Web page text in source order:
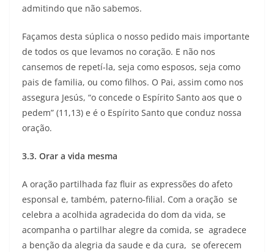
admitindo que não sabemos.
Façamos desta súplica o nosso pedido mais importante
de todos os que levamos no coração. E não nos
cansemos de repetí-la, seja como esposos, seja como
pais de familia, ou como filhos. O Pai, assim como nos
assegura Jesús, “o concede o Espírito Santo aos que o
pedem” (11,13) e é o Espírito Santo que conduz nossa
oração.
3.3. Orar a vida mesma
A oração partilhada faz fluir as expressões do afeto
esponsal e, também, paterno-filial. Com a oração se
celebra a acolhida agradecida do dom da vida, se
acompanha o partilhar alegre da comida, se agradece
a benção da alegria da saude e da cura, se oferecem